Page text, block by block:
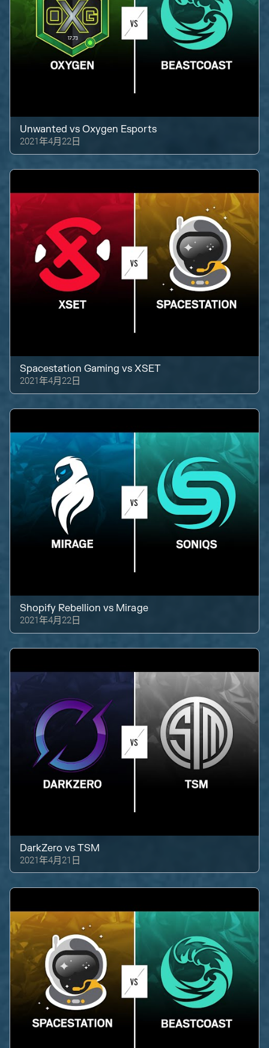
Unwanted vsOxygen Esports
2021年4月22日
Spacestation Gaming vsXSET
2021年4月22日
Shopify Rebellion vs Mirage
2021年4月22日
DarkZero vsTSM
2021年4月21日